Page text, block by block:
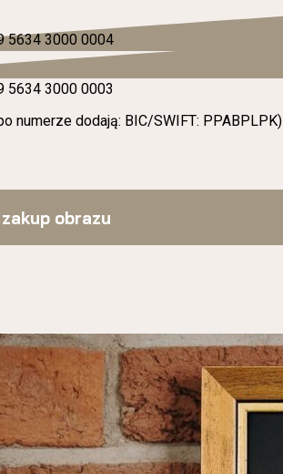
5634 3000 0004
5634 3000 0003
numerze dodają: BIC/SWIFT: PPABPLPK)
obrazu